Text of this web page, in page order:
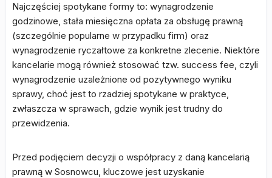
Najczęściej spotykane formy to: wynagrodzenie
godzinowe, stała miesięczna opłata za obsługę prawną
(szczególnie popularne w przypadku firm) oraz
wynagrodzenie ryczałtowe za konkretne zlecenie. Niektóre
kancelarie mogą również stosować tzw. success fee, czyli
wynagrodzenie uzależnione od pozytywnego wyniku
sprawy, choć jest to rzadziej spotykane w praktyce,
zwłaszcza w sprawach, gdzie wynik jest trudny do
przewidzenia.
Przed podjęciem decyzji o współpracy z daną kancelarią
prawną w Sosnowcu, kluczowe jest uzyskanie